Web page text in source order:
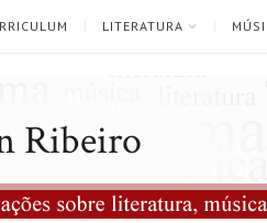
LITERATURA
Ribeiro